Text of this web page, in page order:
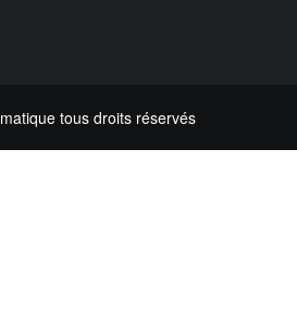
tous droits réservés